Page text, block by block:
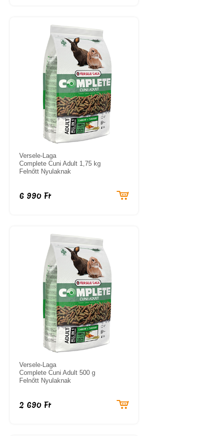
Versele-Laga
Complete Cuni Adult 1,75 kg
Felnőtt Nyulaknak
6 990 Ft
Versele-Laga
Complete Cuni Adult 500 g
Felnőtt Nyulaknak
2 690 Ft